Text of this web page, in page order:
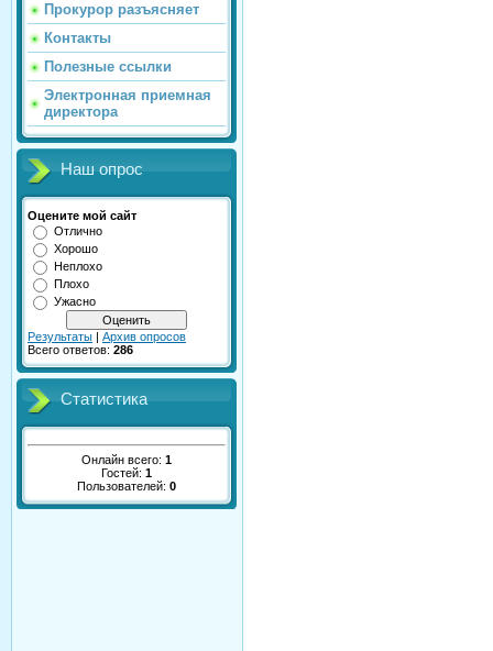
Прокурор разъясняет
Контакты
Полезные ссылки
Электронная приемная
директора
Наш опрос
Оцените мой сайт
Отлично
Хорошо
Неплохо
Плохо
Ужасно
Результаты | Архив опросов
Всего ответов: 286
Статистика
Онлайн всего: 1
Гостей: 1
Пользователей: 0